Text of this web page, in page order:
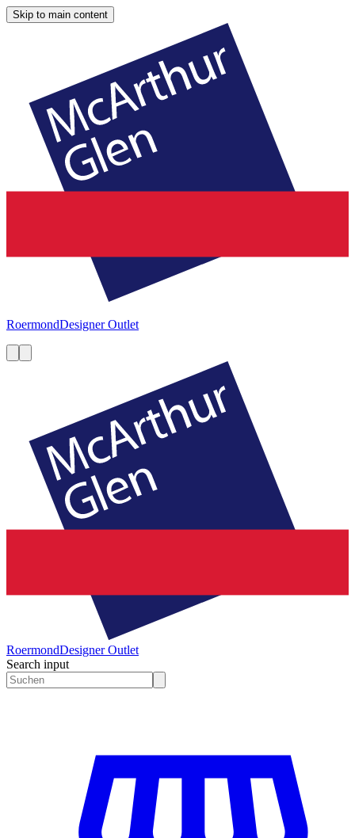
Skip to main content
RoermondDesigner Outlet
RoermondDesigner Outlet
Search input